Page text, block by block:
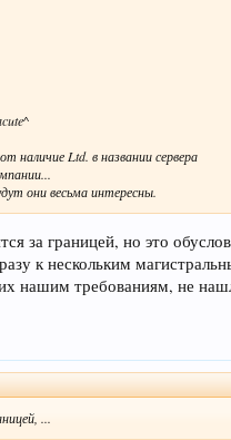
наличие Ltd. в названии сервера
они весьма интересны.
за границей, но это
к нескольким
нашим требованиям, не
...